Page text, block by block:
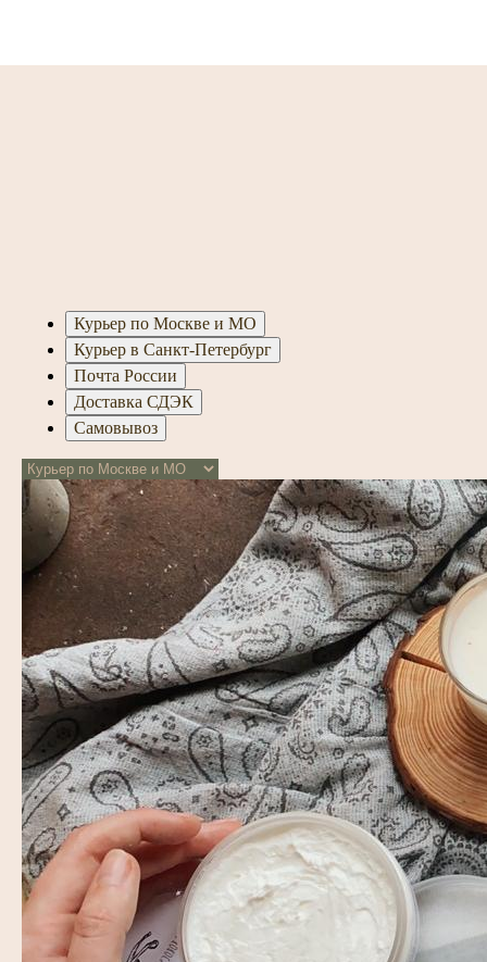
Курьер по Москве и МО
Курьер в Санкт-Петербург
Почта России
Доставка СДЭК
Самовывоз